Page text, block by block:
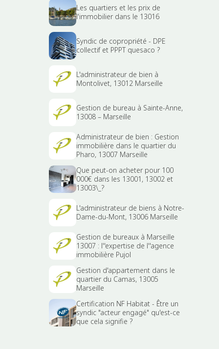
Les quartiers et les prix de
l'immobilier dans le 13016
Syndic de copropriété - DPE
collectif et PPPT quesaco ?
L'administrateur de bien à
Montolivet, 13012 Marseille
Gestion de bureau à Sainte-Anne,
13008 – Marseille
Administrateur de bien : Gestion
immobilière dans le quartier du
Pharo, 13007 Marseille
Que peut-on acheter pour 100
000€ dans les 13001, 13002 et
13003\_?
L'administrateur de biens à Notre-
Dame-du-Mont, 13006 Marseille
Gestion de bureaux à Marseille
13007 : l''expertise de l''agence
immobilière Pujol
Gestion d'appartement dans le
quartier du Camas, 13005
Marseille
Certification NF Habitat - Être un
syndic "acteur engagé" qu'est-ce
que cela signifie ?